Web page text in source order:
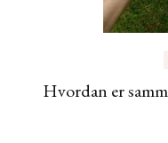
Hvordan er